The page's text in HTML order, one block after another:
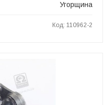
Угорщина
Код: 110962-2